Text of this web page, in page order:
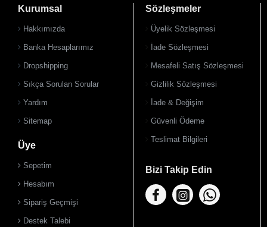
Kurumsal
Hakkımızda
Banka Hesaplarımız
Dropshipping
Sıkça Sorulan Sorular
Yardım
Sitemap
Üye
Sepetim
Hesabım
Sipariş Geçmişi
Destek Talebi
Sözleşmeler
Üyelik Sözleşmesi
İade Sözleşmesi
Mesafeli Satış Sözleşmesi
Gizlilik Sözleşmesi
İade & Değişim
Güvenli Ödeme
Teslimat Bilgileri
Bizi Takip Edin